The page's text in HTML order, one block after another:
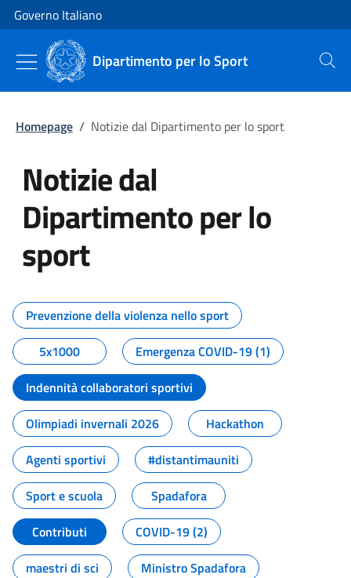
Vai al contenuto
Vai alla navigazione del sito
Governo Italiano
Dipartimento per lo Sport Cerca
Homepage / Notizie dal Dipartimento per lo sport
Notizie dal
Dipartimento per lo
sport
Tutti i contenuti della pagina
Prevenzione della violenza nello sport
5x1000
Emergenza COVID-19 (1)
Indennità collaboratori sportivi
Olimpiadi invernali 2026
Hackathon
Agenti sportivi
#distantimauniti
Sport e scuola
Spadafora
Contributi
COVID-19 (2)
maestri di sci
Ministro Spadafora